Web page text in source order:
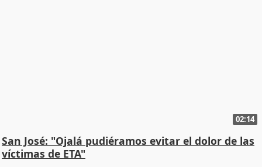
02:14
San José: "Ojalá pudiéramos evitar el dolor de las
víctimas de ETA"